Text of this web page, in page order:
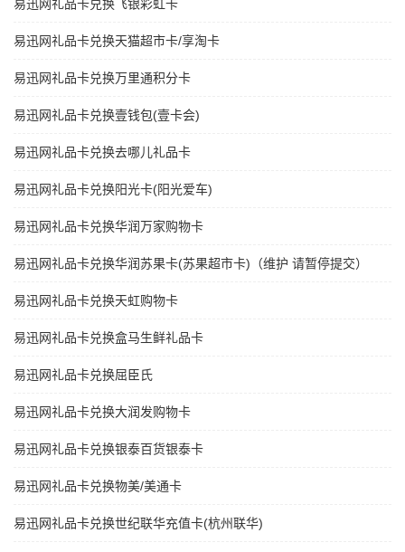
易迅网礼品卡兑换飞银彩虹卡
易迅网礼品卡兑换天猫超市卡/享淘卡
易迅网礼品卡兑换万里通积分卡
易迅网礼品卡兑换壹钱包(壹卡会)
易迅网礼品卡兑换去哪儿礼品卡
易迅网礼品卡兑换阳光卡(阳光爱车)
易迅网礼品卡兑换华润万家购物卡
易迅网礼品卡兑换华润苏果卡(苏果超市卡)（维护 请暂停提交）
易迅网礼品卡兑换天虹购物卡
易迅网礼品卡兑换盒马生鲜礼品卡
易迅网礼品卡兑换屈臣氏
易迅网礼品卡兑换大润发购物卡
易迅网礼品卡兑换银泰百货银泰卡
易迅网礼品卡兑换物美/美通卡
易迅网礼品卡兑换世纪联华充值卡(杭州联华)